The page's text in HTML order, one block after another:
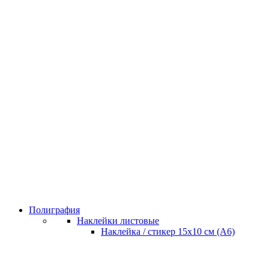
Полиграфия
Наклейки листовые
Наклейка / стикер 15х10 см (А6)